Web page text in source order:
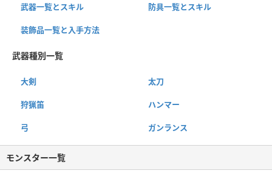
武器一覧とスキル 防具一覧とスキル
装飾品一覧と入手方法
武器種別一覧
大剣 太刀
狩猟笛 ハンマー
弓 ガンランス
モンスター一覧